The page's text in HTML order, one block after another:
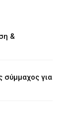
&
σύμμαχος για